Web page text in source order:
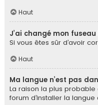
Haut
J’ai changé mon
Si vous êtes sûr d’avoir
Haut
Ma langue n’est pas
La raison la plus probable
forum d’installer la